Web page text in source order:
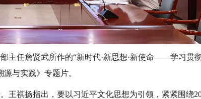
主任詹贤武所作的“新时代·新思想·新使命——学习贯
与实践》专题片。
王祺扬指出，要以习近平文化思想为引领，紧紧围绕